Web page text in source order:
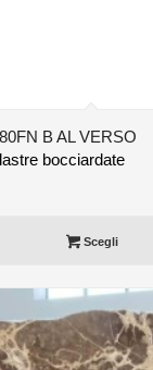
B AL VERSO
bocciardate
Scegli